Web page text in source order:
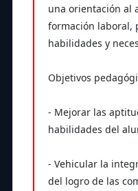
una orientación al
formación laboral,
habilidades y
Objetivos
- Mejorar las
habilidades del
- Vehicular la
del logro de las